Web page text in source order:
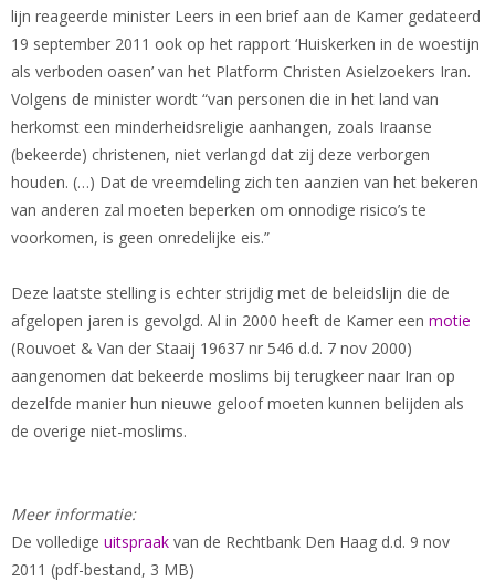
lijn reageerde minister Leers in een brief aan de Kamer gedateerd
19 september 2011 ook op het rapport ‘Huiskerken in de woestijn
als verboden oasen’ van het Platform Christen Asielzoekers Iran.
Volgens de minister wordt “van personen die in het land van
herkomst een minderheidsreligie aanhangen, zoals Iraanse
(bekeerde) christenen, niet verlangd dat zij deze verborgen
houden. (…) Dat de vreemdeling zich ten aanzien van het bekeren
van anderen zal moeten beperken om onnodige risico’s te
voorkomen, is geen onredelijke eis.”
Deze laatste stelling is echter strijdig met de beleidslijn die de
afgelopen jaren is gevolgd. Al in 2000 heeft de Kamer een motie
(Rouvoet & Van der Staaij 19637 nr 546 d.d. 7 nov 2000)
aangenomen dat bekeerde moslims bij terugkeer naar Iran op
dezelfde manier hun nieuwe geloof moeten kunnen belijden als
de overige niet-moslims.
Meer informatie:
De volledige uitspraak van de Rechtbank Den Haag d.d. 9 nov
2011 (pdf-bestand, 3 MB)